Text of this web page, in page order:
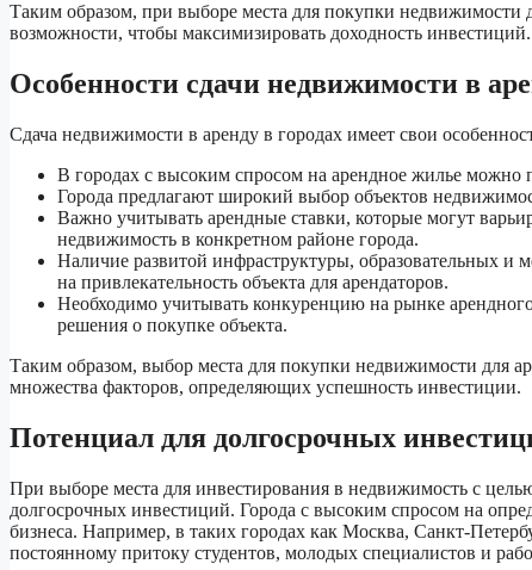
Таким образом, при выборе места для покупки недвижимости
возможности, чтобы максимизировать доходность инвестиций.
Особенности сдачи недвижимости в
Сдача недвижимости в аренду в городах имеет свои
В городах с высоким спросом на арендное жилье можно
Города предлагают широкий выбор объектов
Важно учитывать арендные ставки, которые могут
недвижимость в конкретном районе города.
Наличие развитой инфраструктуры, образовательных и
на привлекательность объекта для арендаторов.
Необходимо учитывать конкуренцию на рынке
решения о покупке объекта.
Таким образом, выбор места для покупки недвижимости для
множества факторов, определяющих успешность инвестиции.
Потенциал для долгосрочных
При выборе места для инвестирования в недвижимость с
долгосрочных инвестиций. Города с высоким спросом на
бизнеса. Например, в таких городах как Москва, Санкт-
постоянному притоку студентов, молодых специалистов и